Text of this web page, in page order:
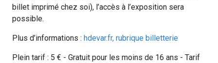
billet imprimé chez soi), l’accès à l’exposition sera
possible.
Plus d’informations : hdevar.fr, rubrique billetterie
Plein tarif : 5 € - Gratuit pour les moins de 16 ans - Tarif